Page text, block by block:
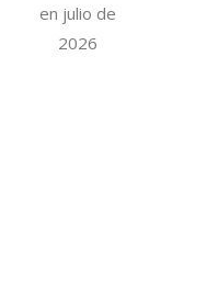
en julio de
2026